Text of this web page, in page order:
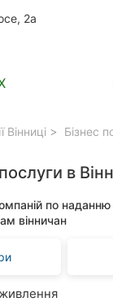
2а
Вінниці Бізнес
в
по
вінничан